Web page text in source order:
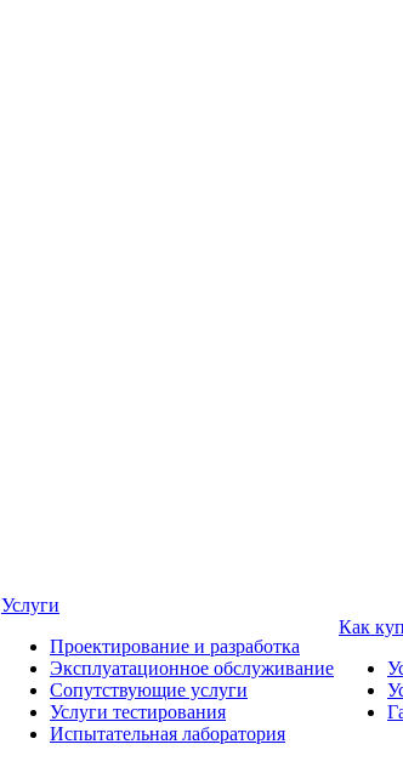
Услуги
Проектирование и разработка
Эксплуатационное обслуживание
Сопутствующие услуги
Услуги тестирования
Испытательная лаборатория
Как